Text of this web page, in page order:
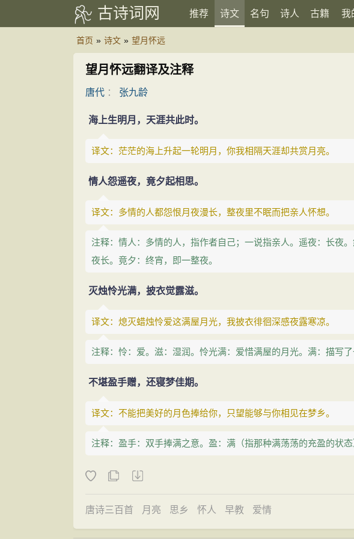
古诗词网 推荐 诗文 名句 诗人 古籍 我
首页 » 诗文 » 望月怀远
望月怀远翻译及注释
唐代 ： 张九龄
海上生明月，天涯共此时。
译文：茫茫的海上升起一轮明月，你我相隔天涯却共赏月亮。
情人怨遥夜，竟夕起相思。
译文：多情的人都怨恨月夜漫长，整夜里不眠而把亲人怀想。
注释：情人：多情的人，指作者自己；一说指亲人。遥夜：长夜
夜长。竟夕：终宵，即一整夜。
灭烛怜光满，披衣觉露滋。
译文：熄灭蜡烛怜爱这满屋月光，我披衣徘徊深感夜露寒凉。
注释：怜：爱。滋：湿润。怜光满：爱惜满屋的月光。满：描写
不堪盈手赠，还寝梦佳期。
译文：不能把美好的月色捧给你，只望能够与你相见在梦乡。
注释：盈手：双手捧满之意。盈：满（指那种满荡荡的充盈的状态
唐诗三百首 月亮 思乡 怀人 早教 爱情